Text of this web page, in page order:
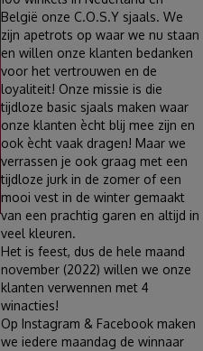
België onze C.O.S.Y sjaals. We
zijn apetrots op waar we nu staan
en willen onze klanten bedanken
voor het vertrouwen en de
loyaliteit! Onze missie is die
tijdloze basic sjaals maken waar
onze klanten ècht blij mee zijn en
ook ècht vaak dragen! Maar we
verrassen je ook graag met een
tijdloze jurk in de zomer of een
mooi vest in de winter gemaakt
van een prachtig garen en altijd in
veel kleuren.
Het is feest, dus de hele maand
november (2022) willen we onze
klanten verwennen met 4
winacties!
Op Instagram & Facebook maken
we iedere maandag de winnaar